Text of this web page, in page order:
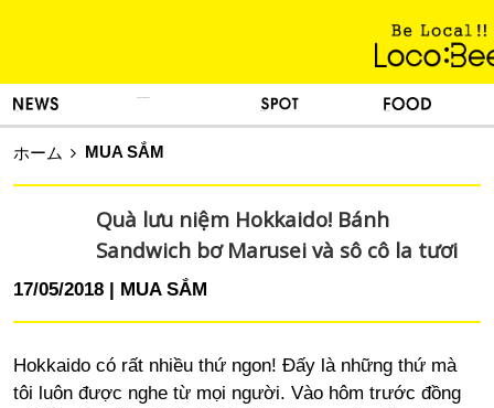
ホーム MUA SẮM
Quà lưu niệm Hokkaido! Bánh
Sandwich bơ Marusei và sô cô la tươi
17/05/2018 MUA SẮM
Hokkaido có rất nhiều thứ ngon! Đấy là những thứ mà
tôi luôn được nghe từ mọi người. Vào hôm trước đồng